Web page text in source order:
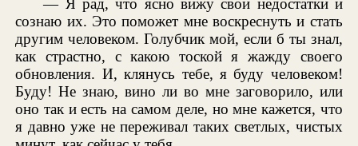
— Я рад, что ясно вижу свои недостатки и
сознаю их. Это поможет мне воскреснуть и стать
другим человеком. Голубчик мой, если б ты знал,
как страстно, с какою тоской я жажду своего
обновления. И, клянусь тебе, я буду человеком!
Буду! Не знаю, вино ли во мне заговорило, или
оно так и есть на самом деле, но мне кажется, что
я давно уже не переживал таких светлых, чистых